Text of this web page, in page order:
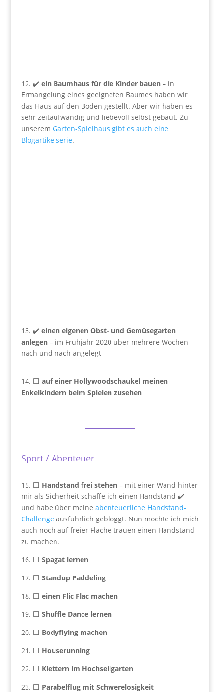
12. ✔️ ein Baumhaus für die Kinder bauen– in
Ermangelung eines geeigneten Baumes haben wir
das Haus auf den Boden gestellt. Aber wir haben es
sehr zeitaufwändig und liebevoll selbst gebaut. Zu
unserem Garten-Spielhaus gibt es auch eine
Blogartikelserie.
13. ✔️ einen eigenen Obst- und Gemüsegarten
anlegen– im Frühjahr 2020 über mehrere Wochen
nach und nach angelegt
14. ⬜ auf einer Hollywoodschaukel meinen
Enkelkindern beim Spielen zusehen
Sport / Abenteuer
15. ⬜ Handstand frei stehen– mit einer Wand hinter
mir als Sicherheit schaffe ich einen Handstand ✔️
und habe über meine abenteuerliche Handstand-
Challenge ausführlich gebloggt. Nun möchte ich mich
auch noch auf freier Fläche trauen einen Handstand
zu machen.
16. ⬜ Spagat lernen
17. ⬜ Standup Paddeling
18. ⬜ einen Flic Flac machen
19. ⬜ Shuffle Dance lernen
20. ⬜ Bodyflying machen
21. ⬜ Houserunning
22. ⬜ Klettern im Hochseilgarten
23. ⬜ Parabelflug mit Schwerelosigkeit